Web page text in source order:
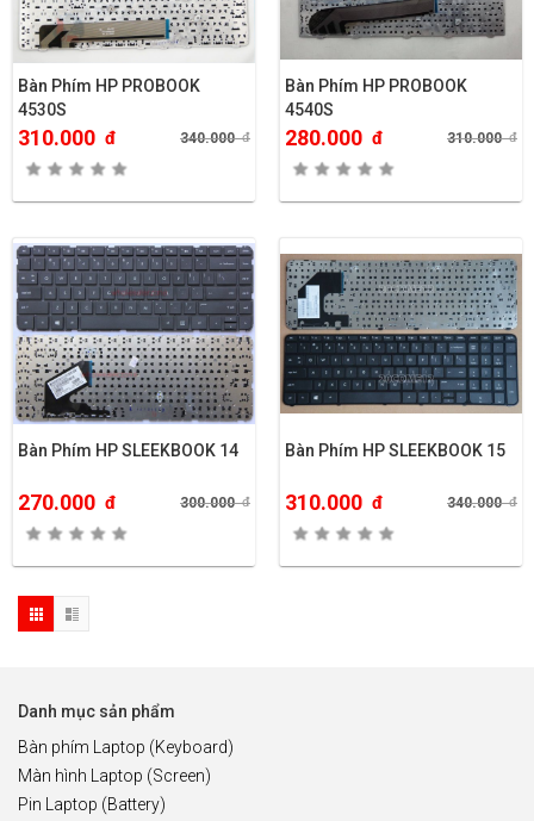
Bàn Phím HP PROBOOK
4530S
310.000 đ 340.000đ
Bàn Phím HP PROBOOK
4540S
280.000 đ 310.000đ
Bàn Phím HP SLEEKBOOK 14
270.000 đ 300.000đ
Bàn Phím HP SLEEKBOOK 15
310.000 đ 340.000đ
Danh mục sản phẩm
Bàn phím Laptop (Keyboard)
Màn hình Laptop (Screen)
Pin Laptop (Battery)